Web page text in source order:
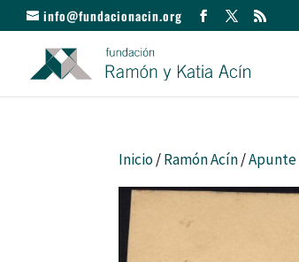
info@fundacionacin.org
Inicio/Ramón Acín/Apunte